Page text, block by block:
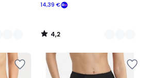
14,39 €
4,2
/